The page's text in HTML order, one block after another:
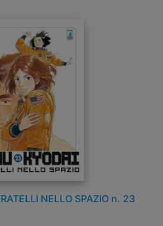
NELLO SPAZIO n. 23